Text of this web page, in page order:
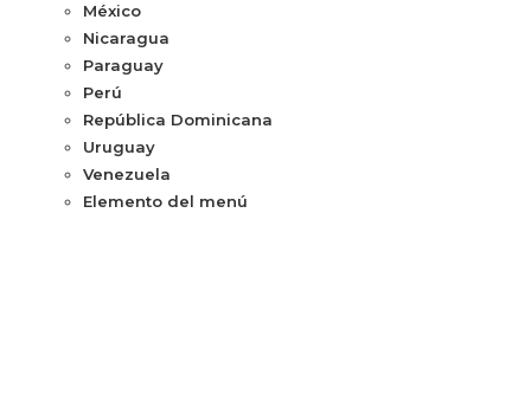
México
Nicaragua
Paraguay
Perú
República Dominicana
Uruguay
Venezuela
Elemento del menú